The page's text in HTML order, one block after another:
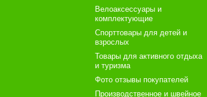
Велоаксессуары и
комплектующие
Спорттовары для детей и
взрослых
Товары для активного отдыха
и туризма
Фото отзывы покупателей
Производственное и швейное